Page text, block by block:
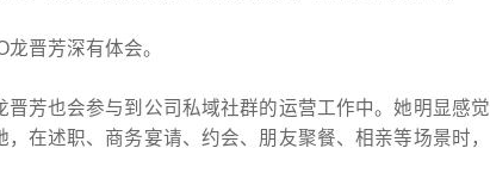
晋芳深有体会。
芳也会参与到公司私域社群的运营工作中。她明显感觉
在述职、商务宴请、约会、朋友聚餐、相亲等场景时，